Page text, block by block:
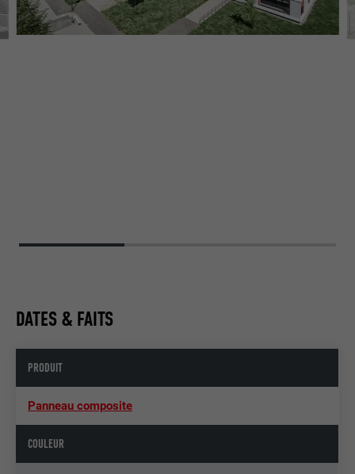
DATES & FAITS
PRODUIT
Panneau composite
COULEUR